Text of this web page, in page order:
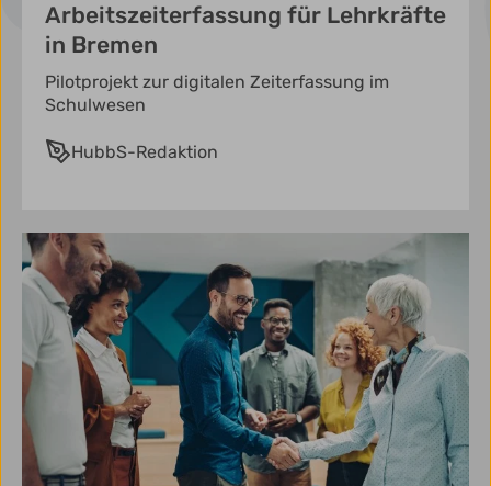
Arbeitszeiterfassung für Lehrkräfte
in Bremen
Pilotprojekt zur digitalen Zeiterfassung im
Schulwesen
HubbS-Redaktion